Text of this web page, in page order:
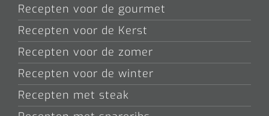
Recepten voor de gourmet
Recepten voor de Kerst
Recepten voor de zomer
Recepten voor de winter
Recepten met steak